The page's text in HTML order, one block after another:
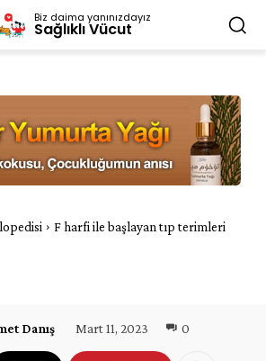
Biz daima yanınızdayız
Sağlıklı Vücut
F harfi ile başlayan tıp terimleri
Danış Mart 11, 2023 0